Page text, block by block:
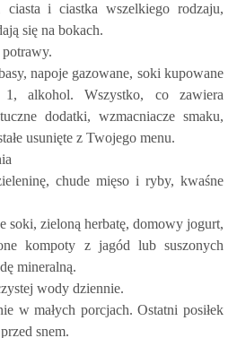
ciasta i ciastka wszelkiego rodzaju,
się na bokach.
potrawy.
napoje gazowane, soki kupowane
alkohol. Wszystko, co zawiera
dodatki, wzmacniacze smaku,
usunięte z Twojego menu.
chude mięso i ryby, kwaśne
soki, zieloną herbatę, domowy jogurt,
kompoty z jagód lub suszonych
mineralną.
wody dziennie.
w małych porcjach. Ostatni posiłek
snem.